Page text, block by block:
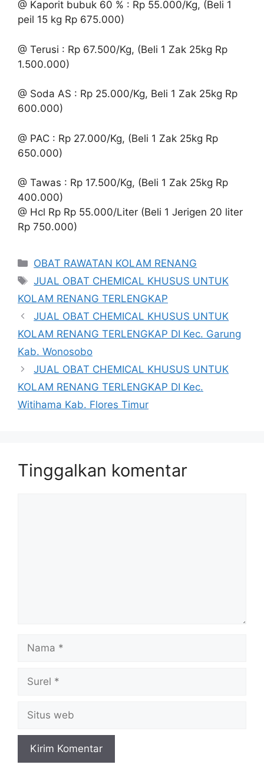
@ Kaporit bubuk 60 % : Rp 55.000/Kg, (Beli 1
peil 15 kg Rp 675.000)
@ Terusi : Rp 67.500/Kg, (Beli 1 Zak 25kg Rp
1.500.000)
@ Soda AS : Rp 25.000/Kg, Beli 1 Zak 25kg Rp
600.000)
@ PAC : Rp 27.000/Kg, (Beli 1 Zak 25kg Rp
650.000)
@ Tawas : Rp 17.500/Kg, (Beli 1 Zak 25kg Rp
400.000)
@ Hcl Rp Rp 55.000/Liter (Beli 1 Jerigen 20 liter
Rp 750.000)
Kategori
OBAT RAWATAN KOLAM RENANG
Tag
JUAL OBAT CHEMICAL KHUSUS UNTUK
KOLAM RENANG TERLENGKAP
JUAL OBAT CHEMICAL KHUSUS UNTUK
KOLAM RENANG TERLENGKAP DI Kec. Garung
Kab. Wonosobo
JUAL OBAT CHEMICAL KHUSUS UNTUK
KOLAM RENANG TERLENGKAP DI Kec.
Witihama Kab. Flores Timur
Tinggalkan komentar
Nama
Surel
Situs
web